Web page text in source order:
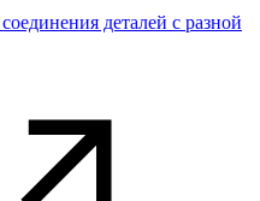
деталей с разной